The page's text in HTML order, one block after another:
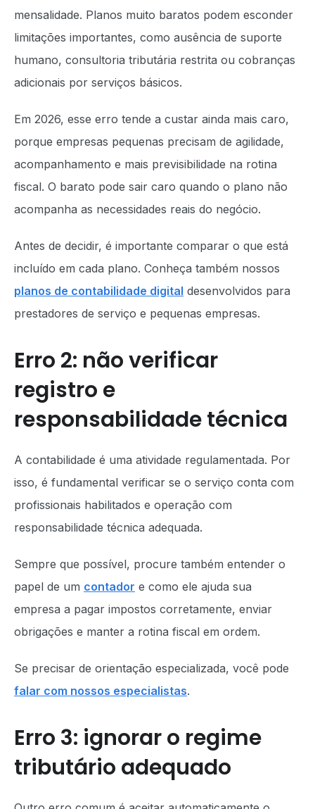
mensalidade. Planos muito baratos podem esconder
limitações importantes, como ausência de suporte
humano, consultoria tributária restrita ou cobranças
adicionais por serviços básicos.
Em 2026, esse erro tende a custar ainda mais caro,
porque empresas pequenas precisam de agilidade,
acompanhamento e mais previsibilidade na rotina
fiscal. O barato pode sair caro quando o plano não
acompanha as necessidades reais do negócio.
Antes de decidir, é importante comparar o que está
incluído em cada plano. Conheça também nossos
planos de contabilidade digital desenvolvidos para
prestadores de serviço e pequenas empresas.
Erro 2: não verificar
registro e
responsabilidade técnica
A contabilidade é uma atividade regulamentada. Por
isso, é fundamental verificar se o serviço conta com
profissionais habilitados e operação com
responsabilidade técnica adequada.
Sempre que possível, procure também entender o
papel de um contador e como ele ajuda sua
empresa a pagar impostos corretamente, enviar
obrigações e manter a rotina fiscal em ordem.
Se precisar de orientação especializada, você pode
falar com nossos especialistas.
Erro 3: ignorar o regime
tributário adequado